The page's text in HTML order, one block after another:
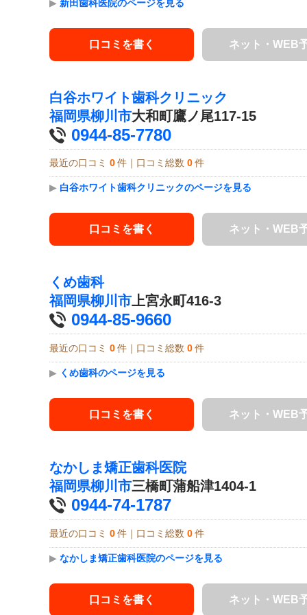
▶ 新田歯科医院のページを見る
口コミを書く ネット・WEB
白谷ホワイト歯科クリニック
福岡県柳川市大和町鷹ノ尾117-15
0944-85-7780
最近の口コミ 0 件｜口コミ総数 0 件
▶ 白谷ホワイト歯科クリニックのページを見る
口コミを書く ネット・WEB
くめ歯科
福岡県柳川市上宮永町416-3
0944-85-9660
最近の口コミ 0 件｜口コミ総数 0 件
▶ くめ歯科のページを見る
口コミを書く ネット・WEB
なかしま矯正歯科医院
福岡県柳川市三橋町蒲船津1404-1
0944-74-1787
最近の口コミ 0 件｜口コミ総数 0 件
▶ なかしま矯正歯科医院のページを見る
口コミを書く ネット・WEB